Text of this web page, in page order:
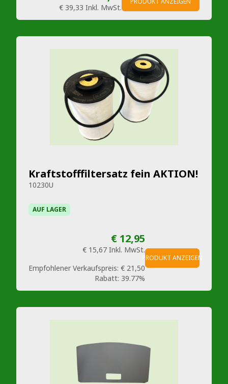
€ 39,33 Inkl. MwSt.
Kraftstofffiltersatz fein AKTION!
10230U
AUF LAGER
€ 12,95
€ 15,67 Inkl. MwSt.
Empfohlener Verkaufspreis: € 21,50
Rabatt: 39.77%
PRODUKT ANZEIGEN